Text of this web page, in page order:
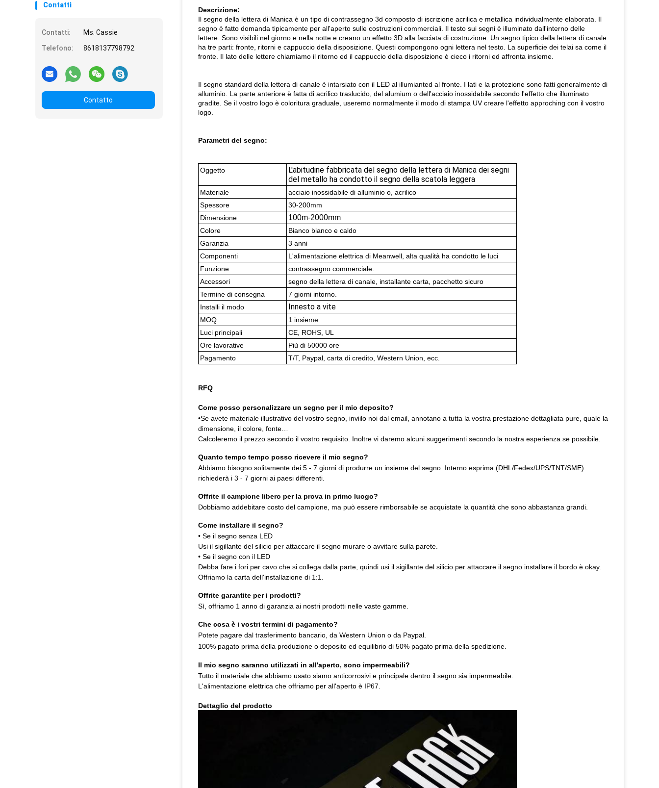
Contatti
Contatti:
Ms. Cassie
Telefono:
8618137798792
Contatto
Descrizione:
Il segno della lettera di Manica è un tipo di contrassegno 3d composto di iscrizione acrilica e metallica individualmente elaborata. Il
segno è fatto domanda tipicamente per all'aperto sulle costruzioni commerciali. Il testo sui segni è illuminato dall'interno delle
lettere. Sono visibili nel giorno e nella notte e creano un effetto 3D alla facciata di costruzione. Un segno tipico della lettera di canale
ha tre parti: fronte, ritorni e cappuccio della disposizione. Questi compongono ogni lettera nel testo. La superficie dei telai sa come il
fronte. Il lato delle lettere chiamiamo il ritorno ed il cappuccio della disposizione è cieco i ritorni ed affronta insieme.
Il segno standard della lettera di canale è intarsiato con il LED al illumianted al fronte. I lati e la protezione sono fatti generalmente di
alluminio. La parte anteriore è fatta di acrilico traslucido, del alumium o dell'acciaio inossidabile secondo l'effetto che illuminato
gradite. Se il vostro logo è coloritura graduale, useremo normalmente il modo di stampa UV creare l'effetto approching con il vostro
logo.
Parametri del segno:
Oggetto
L'abitudine fabbricata del segno della lettera di Manica dei segni
del metallo ha condotto il segno della scatola leggera
Materiale
acciaio inossidabile di alluminio o, acrilico
Spessore
30-200mm
Dimensione
100m-2000mm
Colore
Bianco bianco e caldo
Garanzia
3 anni
Componenti
L'alimentazione elettrica di Meanwell, alta qualità ha condotto le luci
Funzione
contrassegno commerciale.
Accessori
segno della lettera di canale, installante carta, pacchetto sicuro
Termine di consegna
7 giorni intorno.
Installi il modo
Innesto a vite
MOQ
1 insieme
Luci principali
CE, ROHS, UL
Ore lavorative
Più di 50000 ore
Pagamento
T/T, Paypal, carta di credito, Western Union, ecc.
RFQ
Come posso personalizzare un segno per il mio deposito?
•Se avete materiale illustrativo del vostro segno, inviilo noi dal email, annotano a tutta la vostra prestazione dettagliata pure, quale la
dimensione, il colore, fonte…
Calcoleremo il prezzo secondo il vostro requisito. Inoltre vi daremo alcuni suggerimenti secondo la nostra esperienza se possibile.
Quanto tempo tempo posso ricevere il mio segno?
Abbiamo bisogno solitamente dei 5 - 7 giorni di produrre un insieme del segno. Interno esprima (DHL/Fedex/UPS/TNT/SME)
richiederà i 3 - 7 giorni ai paesi differenti.
Offrite il campione libero per la prova in primo luogo?
Dobbiamo addebitare costo del campione, ma può essere rimborsabile se acquistate la quantità che sono abbastanza grandi.
Come installare il segno?
• Se il segno senza LED
Usi il sigillante del silicio per attaccare il segno murare o avvitare sulla parete.
• Se il segno con il LED
Debba fare i fori per cavo che si collega dalla parte, quindi usi il sigillante del silicio per attaccare il segno installare il bordo è okay.
Offriamo la carta dell'installazione di 1:1.
Offrite garantite per i prodotti?
Sì, offriamo 1 anno di garanzia ai nostri prodotti nelle vaste gamme.
Che cosa è i vostri termini di pagamento?
Potete pagare dal trasferimento bancario, da Western Union o da Paypal.
100% pagato prima della produzione o deposito ed equilibrio di 50% pagato prima della spedizione.
Il mio segno saranno utilizzati in all'aperto, sono impermeabili?
Tutto il materiale che abbiamo usato siamo anticorrosivi e principale dentro il segno sia impermeabile.
L'alimentazione elettrica che offriamo per all'aperto è IP67.
Dettaglio del prodotto